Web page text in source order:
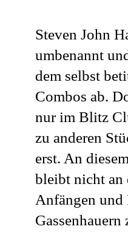
Steven John
umbenannt
dem selbst
Combos ab.
nur im Blitz
zu anderen
erst. An
bleibt nicht an
Anfängen und
Gassenhauern